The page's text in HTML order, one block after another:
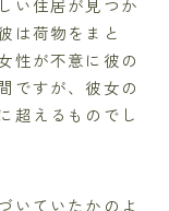
は荷物をまと
性が不意に彼の
ですが、彼女の
超えるものでし
いていたかのよ